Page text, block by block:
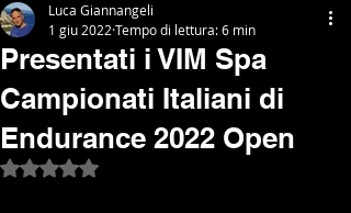
Presentati i VIM Spa
Campionati Italiani di
Endurance 2022 Open
Luca Giannangeli
1 giu 2022 Tempo di lettura: 6 min
Valutazione NaN stelle su 5.